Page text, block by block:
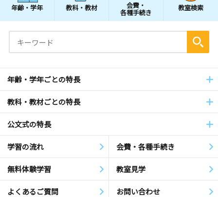
年齢・学年 教科・教材 会費・
各種手続き
教室検索
年齢・学年ごとの特長
教科・教材ごとの特長
公文式の特長
学習の流れ 会費・各種手続き
無料体験学習 教室見学
よくあるご質問 お問い合わせ